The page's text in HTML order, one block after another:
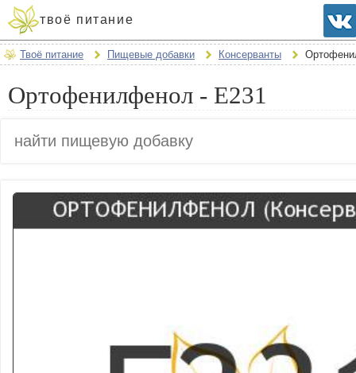
твоё питание
Твоё питание Пищевые добавки Консерванты
Ортофенилфенол - E231